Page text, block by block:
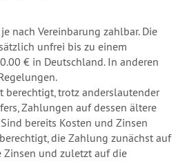
nach Vereinbarung zahlbar. Die
unfrei bis zu einem
€ in Deutschland. In anderen
berechtigt, trotz anderslautender
Zahlungen auf dessen ältere
bereits Kosten und Zinsen
die Zahlung zunächst auf
Zinsen und zuletzt auf die